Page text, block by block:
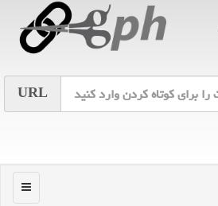
URL
منو